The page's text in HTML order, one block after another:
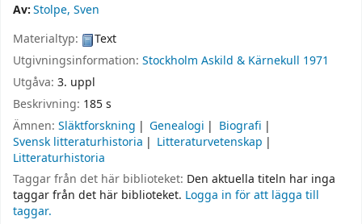
Av:Stolpe, Sven
Materialtyp:
Text
Utgivningsinformation: Stockholm Askild & Kärnekull 1971
Utgåva: 3. uppl
Beskrivning: 185 s
Ämnen: Släktforskning Genealogi
Biografi
Svensk litteraturhistoria
Litteraturvetenskap
Litteraturhistoria
Taggar från det här biblioteket: Den aktuella titeln har inga
taggar från det här biblioteket. Logga in för att lägga till
taggar.